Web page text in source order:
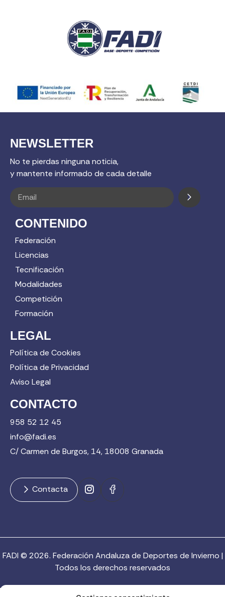
NEWSLETTER
No te pierdas ninguna noticia,
y mantente informado de cada detalle
CONTENIDO
Federación
Licencias
Tecnificación
Modalidades
Competición
Formación
LEGAL
Política de Cookies
Política de Privacidad
Aviso Legal
CONTACTO
958 52 12 45
info@fadi.es
C/ Carmen de Burgos, 14, 18008 Granada
Contacta
FADI © 2026. Federación Andaluza de Deportes de Invierno |
Todos los derechos reservados